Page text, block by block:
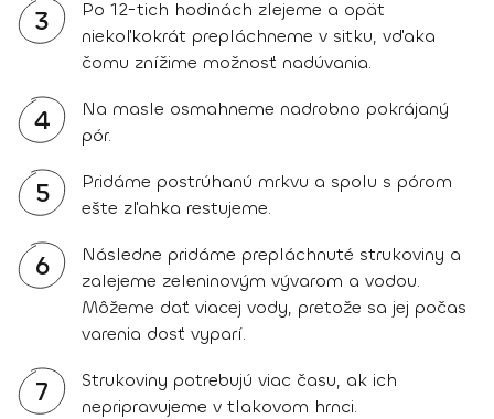
3
Po 12-tich hodinách zlejeme a opät
niekoľkokrát prepláchneme v sitku, vďaka
čomu znížime možnosť nadúvania.
4
Na masle osmahneme nadrobno pokrájaný
pór.
5
Pridáme postrúhanú mrkvu a spolu s pórom
ešte zľahka restujeme.
6
Následne pridáme prepláchnuté strukoviny a
zalejeme zeleninovým vývarom a vodou.
Môžeme dať viacej vody, pretože sa jej počas
varenia dosť vyparí.
7
Strukoviny potrebujú viac času, ak ich
nepripravujeme v tlakovom hrnci.